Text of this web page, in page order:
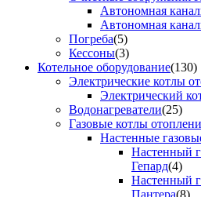
Автономная
Автономная
Погреба(5)
Кессоны(3)
Котельное оборудование(130)
Электрические котлы
Электрический
Водонагреватели(25)
Газовые котлы
Настенные
Настенный
Гепард(4)
Настенный
Пантера(8)